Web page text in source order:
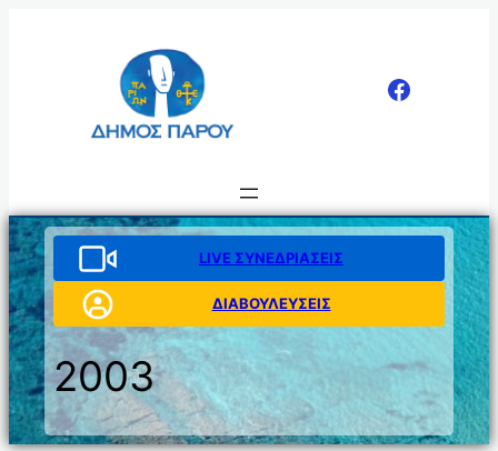
LIVE ΣΥΝΕΔΡΙΑΣΕΙΣ
ΔΙΑΒΟΥΛΕΥΣΕΙΣ
2003